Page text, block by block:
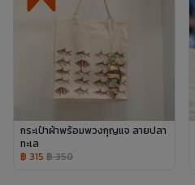
กระเป๋าผ้าพร้อมพวงกุญแจ ลายปลา
ทะเล
฿ 315 ฿ 350